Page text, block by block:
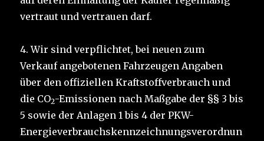
vertraut und vertrauen darf.
4. Wir sind verpflichtet, bei neuen zum
Verkauf angebotenen Fahrzeugen Angaben
über den offiziellen Kraftstoffverbrauch und
die CO2-Emissionen nach Maßgabe der §§ 3 bis
5 sowie der Anlagen 1 bis 4 der PKW-
Energieverbrauchskennzeichnungsverordnun